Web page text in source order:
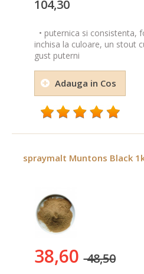
104,30
• puternica si consistenta,
inchisa la culoare, un stout
gust puterni
Adauga in Cos
spraymalt Muntons Black
38,60 48,50